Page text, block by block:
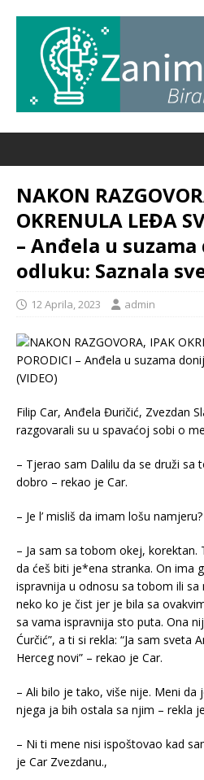
NAKON
OKRENULA LEĐA
– Anđela u
odluku: Saznala
12 Aprila, 2023 admin
Filip Car, Anđela Đuričić, Zvezdan
razgovarali su u spavaćoj sobi o
– Tjerao sam Dalilu da se druži sa
dobro – rekao je Car.
– Je l’ misliš da imam lošu
– Ja sam sa tobom okej, korektan.
da ćeš biti je*ena stranka. On ima
ispravnija u odnosu sa tobom ili
neko ko je čist jer je bila sa
sa vama ispravnija sto puta. Ona
Ćurčić”, a ti si rekla: “Ja sam sveta
Herceg novi” – rekao je Car.
– Ali bilo je tako, više nije. Meni da
njega ja bih ostala sa njim – rekla
– Ni ti mene nisi ispoštovao kad
je Car Zvezdanu.,